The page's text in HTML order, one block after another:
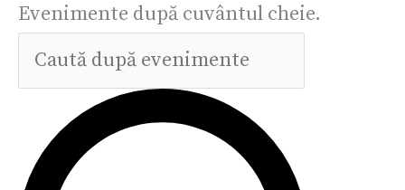
Evenimente după cuvântul cheie.